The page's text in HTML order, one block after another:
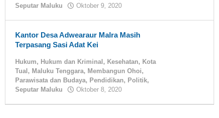
Seputar Maluku
Oktober 9, 2020
Kantor Desa Adwearaur Malra Masih
Terpasang Sasi Adat Kei
Hukum, Hukum dan Kriminal , Kesehatan, Kota
Tual , Maluku Tenggara, Membangun Ohoi,
Parawisata dan Budaya, Pendidikan, Politik,
Seputar Maluku
Oktober 8, 2020